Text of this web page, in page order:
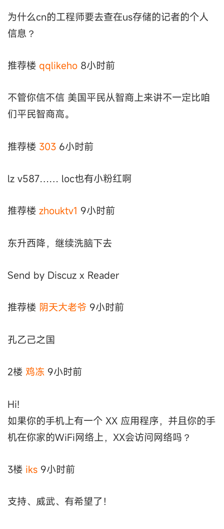
为什么cn的工程师要去查在us存储的记者的个人
信息？
推荐楼 qqlikeho 8小时前
不管你信不信 美国平民从智商上来讲不一定比咱
们平民智商高。
推荐楼 303 6小时前
lz v587…… loc也有小粉红啊
推荐楼 zhouktv1 9小时前
东升西降，继续洗脑下去
Send by Discuz x Reader
推荐楼 阴天大老爷 9小时前
孔乙己之国
2楼 鸡冻 9小时前
Hi!
如果你的手机上有一个 XX 应用程序，并且你的手
机在你家的WiFi网络上，XX会访问网络吗？
3楼 iks 9小时前
支持、威武、有希望了！